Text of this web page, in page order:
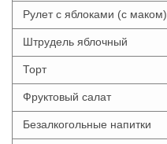
Рулет с яблоками (с маком)
Штрудель яблочный
Торт
Фруктовый салат
Безалкогольные напитки